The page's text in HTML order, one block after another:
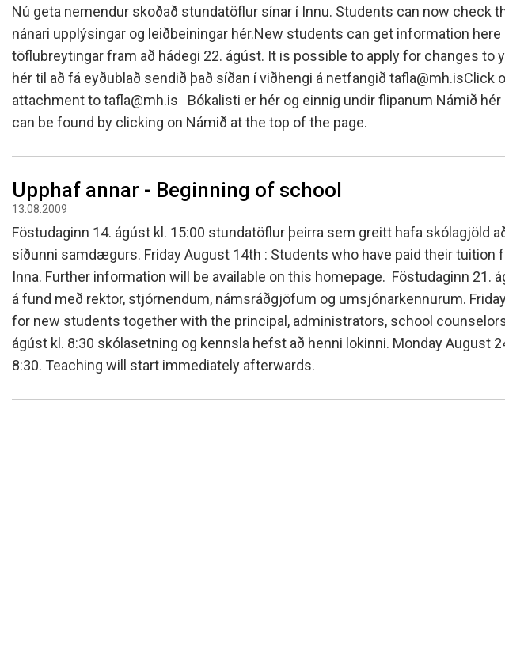
Skólanámskrá
Stefnur og áætlanir
Jafnlaunakerfi
Umhverfismál
Samstarfsverkefni innanlands
Þróunarverkefni og erlent
Sjálfsmat
Fundargerðir skólanefndar
Kynning á MH
Umsóknir og inntökuskilyrði
Umsókn um skólavist
Inntökuskilyrði og úrvinnsla
Norska og sænska
Bókalistar
Afreksíþróttaval
Students counselling
The EE Process at MH
Nú geta nemendur skoðað stundatöflur sínar í Innu. Students can now check
nánari upplýsingar og leiðbeiningar hér.New students can get information
töflubreytingar fram að hádegi 22. ágúst. It is possible to apply for changes to
hér til að fá eyðublað sendið það síðan í viðhengi á netfangið tafla@mh.isClick
attachment to tafla@mh.is Bókalisti er hér og einnig undir flipanum Námið
can be found by clicking on Námið at the top of the page.
Upphaf annar - Beginning of school
13.08.2009
Föstudaginn 14. ágúst kl. 15:00 stundatöflur þeirra sem greitt hafa skólagjöld
síðunni samdægurs. Friday August 14th : Students who have paid their tuition
Inna. Further information will be available on this homepage. Föstudaginn 21.
á fund með rektor, stjórnendum, námsráðgjöfum og umsjónarkennurum.
for new students together with the principal, administrators, school
ágúst kl. 8:30 skólasetning og kennsla hefst að henni lokinni. Monday August
8:30. Teaching will start immediately afterwards.